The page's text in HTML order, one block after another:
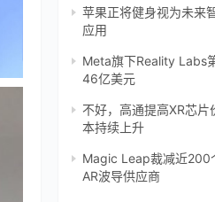
苹果正将健身视为未来
应用
Meta旗下Reality Labs
46亿美元
不好，高通提高XR芯片
本持续上升
Magic Leap裁减近200
AR波导供应商